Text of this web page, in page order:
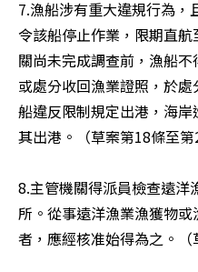
7.漁船涉有重大違規行為，
令該船停止作業，限期直
關尚未完成調查前，漁船不
或處分收回漁業證照，於
船違反限制規定出港，海
其出港。（草案第18條至第
8.主管機關得派員檢查遠洋
所。從事遠洋漁業漁獲物
者，應經核准始得為之。（